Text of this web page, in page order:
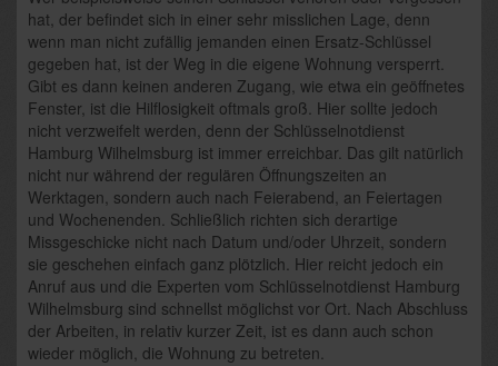
hat, der befindet sich in einer sehr misslichen Lage, denn
wenn man nicht zufällig jemanden einen Ersatz-Schlüssel
gegeben hat, ist der Weg in die eigene Wohnung versperrt.
Gibt es dann keinen anderen Zugang, wie etwa ein geöffnetes
Fenster, ist die Hilflosigkeit oftmals groß. Hier sollte jedoch
nicht verzweifelt werden, denn der Schlüsselnotdienst
Hamburg Wilhelmsburg ist immer erreichbar. Das gilt natürlich
nicht nur während der regulären Öffnungszeiten an
Werktagen, sondern auch nach Feierabend, an Feiertagen
und Wochenenden. Schließlich richten sich derartige
Missgeschicke nicht nach Datum und/oder Uhrzeit, sondern
sie geschehen einfach ganz plötzlich. Hier reicht jedoch ein
Anruf aus und die Experten vom Schlüsselnotdienst Hamburg
Wilhelmsburg sind schnellst möglichst vor Ort. Nach Abschluss
der Arbeiten, in relativ kurzer Zeit, ist es dann auch schon
wieder möglich, die Wohnung zu betreten.